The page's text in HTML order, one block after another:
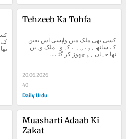
Tehzeeb Ka Tohfa
کے ساتھ ہوتی ہے کہ وہ ملک وہیں
تھا جہاں ہم چھوڑ کر گئے...
20.06.2026
40
Daily Urdu
Muasharti Adaab Ki
Zakat